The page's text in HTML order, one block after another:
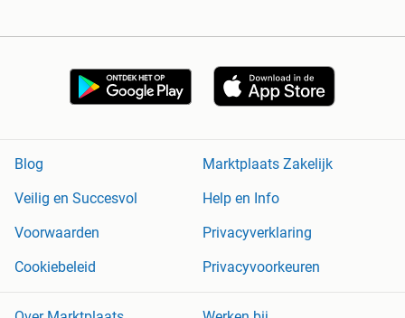
Blog
Marktplaats Zakelijk
Veilig en Succesvol
Help en Info
Voorwaarden
Privacyverklaring
Cookiebeleid
Privacyvoorkeuren